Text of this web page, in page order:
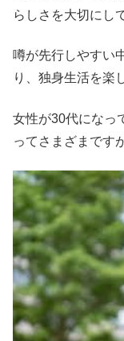
らしさを大切にし
噂が先行しやすい
り、独身生活を楽
女性が30代になっ
ってさまざまです